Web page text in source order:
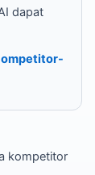
dapat
kompetitor